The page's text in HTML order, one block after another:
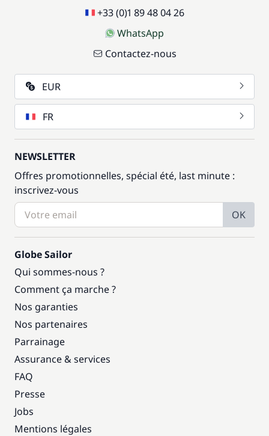
+33 (0)1 89 48 04 26
WhatsApp
Contactez-nous
EUR
FR
NEWSLETTER
Offres promotionnelles, spécial été, last minute :
inscrivez-vous
OK
Globe Sailor
Qui sommes-nous ?
Comment ça marche ?
Nos garanties
Nos partenaires
Parrainage
Assurance & services
FAQ
Presse
Jobs
Mentions légales